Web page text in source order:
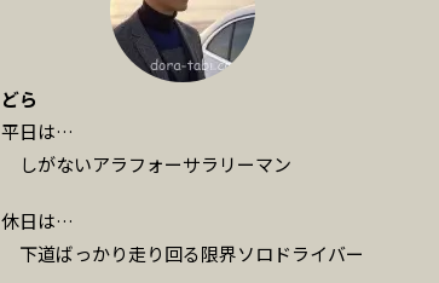
どら
平日は…
しがないアラフォーサラリーマン
休日は…
下道ばっかり走り回る限界ソロドライバー